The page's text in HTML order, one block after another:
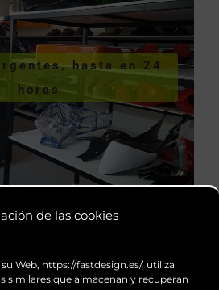
de las cookies
su Web, https://fastdesign.es/, utiliza
similares que almacenan y recuperan
hasta en 24
horas
urgentes,
en 24 horas
URGENTES